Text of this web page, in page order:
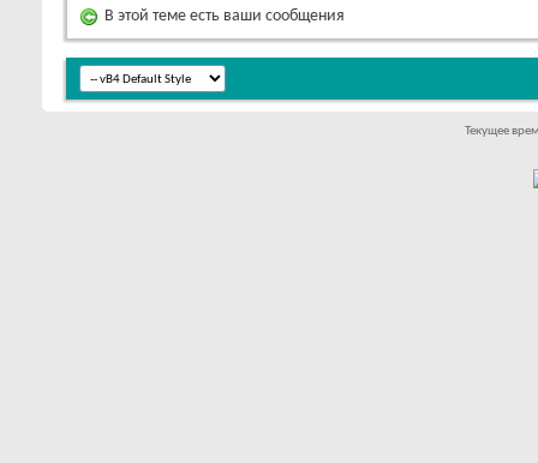
В этой теме есть ваши сообщения
Текущее